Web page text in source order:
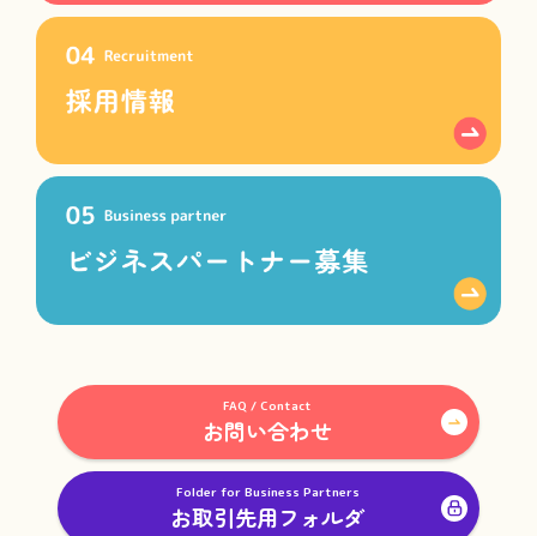
FAQ / Contact
お問い合わせ
Folder for Business Partners
お取引先用フォルダ